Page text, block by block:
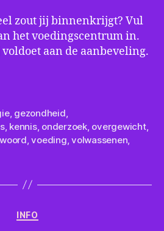
zout jij binnenkrijgt? Vul
het voedingscentrum in.
aan de aanbeveling.
, gezondheid,
, kennis, onderzoek, overgewicht,
,voeding,volwassenen,
Categorieën
INFO